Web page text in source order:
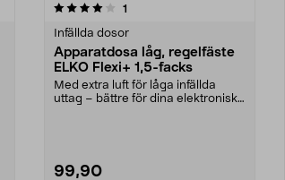
1
Infällda dosor
Apparatdosa låg, regelfäste
ELKO Flexi+ 1,5-facks
Med extra luft för låga infällda
uttag – bättre för dina elektroniska
99,90
4.5av 5 stjärnor